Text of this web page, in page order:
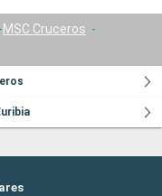
MSC Cruceros